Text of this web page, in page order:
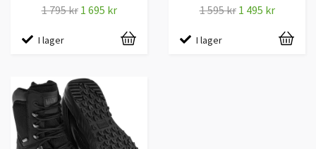
1 795 kr 1 695 kr
I lager
1 595 kr 1 495 kr
I lager